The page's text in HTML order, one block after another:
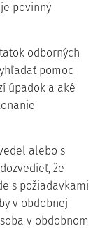
povinný
odborných
pomoc
úpadok a aké
alebo s
že
s požiadavkami
v obdobnej
v obdobnom